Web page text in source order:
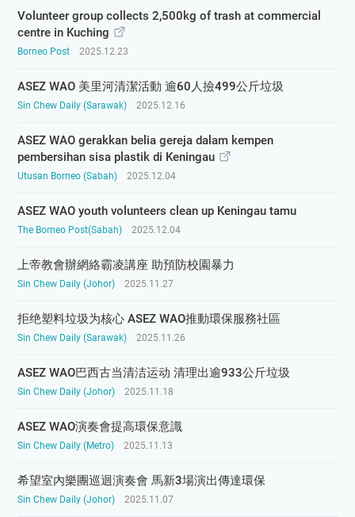
Volunteer group collects 2,500kg of trash at commercial
centre in Kuching
Borneo Post 2025.12.23
ASEZ WAO 美里河清潔活動 逾60人撿499公斤垃圾
Sin Chew Daily (Sarawak) 2025.12.16
ASEZ WAO gerakkan belia gereja dalam kempen
pembersihan sisa plastik di Keningau
Utusan Borneo (Sabah) 2025.12.04
ASEZ WAO youth volunteers clean up Keningau tamu
The Borneo Post(Sabah) 2025.12.04
上帝教會辦網絡霸凌講座 助預防校園暴力
Sin Chew Daily (Johor) 2025.11.27
拒绝塑料垃圾为核心 ASEZ WAO推動環保服務社區
Sin Chew Daily (Sarawak) 2025.11.26
ASEZ WAO巴西古当清洁运动 清理出逾933公斤垃圾
Sin Chew Daily (Johor) 2025.11.18
ASEZ WAO演奏會提高環保意識
Sin Chew Daily (Metro) 2025.11.13
希望室內樂團巡迴演奏會 馬新3場演出傳達環保
Sin Chew Daily (Johor) 2025.11.07